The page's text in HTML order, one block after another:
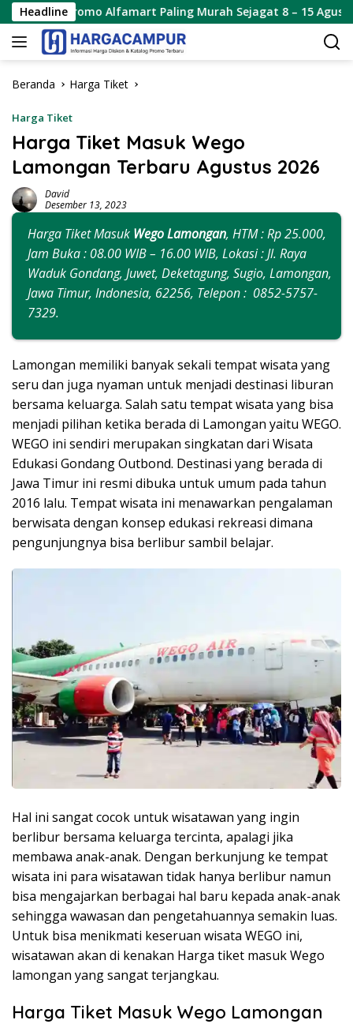
Langsung
ke
konten
Headline
Alfamart Paling Murah Sejagat 8 – 15 Agustus 2026
Beranda Harga Tiket
Harga Tiket
Harga Tiket Masuk Wego
Lamongan Terbaru Agustus 2026
David
Desember 13, 2023
Harga Tiket Masuk Wego Lamongan, HTM : Rp 25.000,
Jam Buka : 08.00 WIB – 16.00 WIB, Lokasi : Jl. Raya
Waduk Gondang, Juwet, Deketagung, Sugio, Lamongan,
Jawa Timur, Indonesia, 62256, Telepon : 0852-5757-
7329.
Lamongan memiliki banyak sekali tempat wisata yang
seru dan juga nyaman untuk menjadi destinasi liburan
bersama keluarga. Salah satu tempat wisata yang bisa
menjadi pilihan ketika berada di Lamongan yaitu WEGO.
WEGO ini sendiri merupakan singkatan dari Wisata
Edukasi Gondang Outbond. Destinasi yang berada di
Jawa Timur ini resmi dibuka untuk umum pada tahun
2016 lalu. Tempat wisata ini menawarkan pengalaman
berwisata dengan konsep edukasi rekreasi dimana
pengunjungnya bisa berlibur sambil belajar.
Hal ini sangat cocok untuk wisatawan yang ingin
berlibur bersama keluarga tercinta, apalagi jika
membawa anak-anak. Dengan berkunjung ke tempat
wisata ini para wisatawan tidak hanya berlibur namun
bisa mengajarkan berbagai hal baru kepada anak-anak
sehingga wawasan dan pengetahuannya semakin luas.
Untuk bisa menikmati keseruan wisata WEGO ini,
wisatawan akan di kenakan Harga tiket masuk Wego
lamongan yang sangat terjangkau.
Harga Tiket Masuk Wego Lamongan